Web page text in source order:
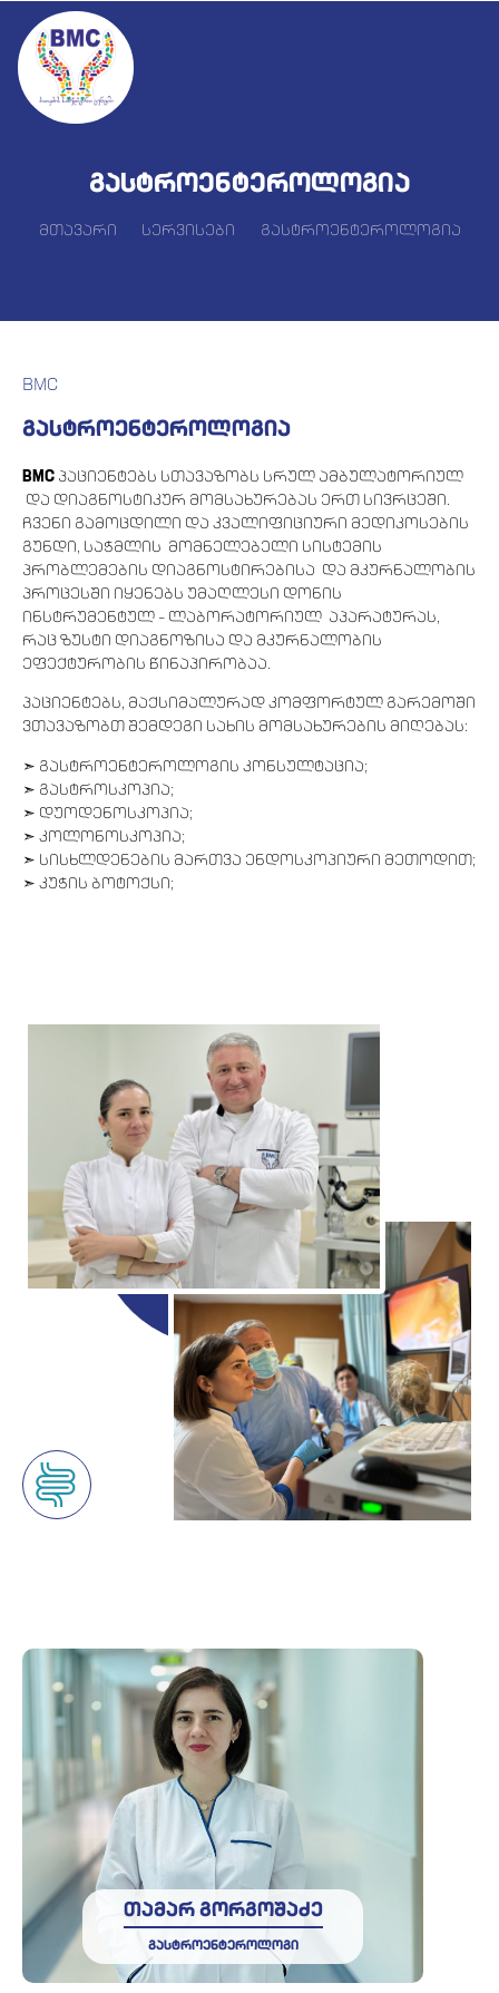
გასტროენტეროლოგია
მთავარი სერვისები გასტროენტეროლოგია
BMC
გასტროენტეროლოგია
BMC პაციენტებს სთავაზობს სრულ ამბულატორიულ
და დიაგნოსტიკურ მომსახურებას ერთ სივრცეში.
ჩვენი გამოცდილი და კვალიფიციური მედიკოსების
გუნდი, საჭმლის მომნელებელი სისტემის
პრობლემების დიაგნოსტირებისა და მკურნალობის
პროცესში იყენებს უმაღლესი დონის
ინსტრუმენტულ – ლაბორატორიულ აპარატურას,
რაც ზუსტი დიაგნოზისა და მკურნალობის
ეფექტურობის წინაპირობაა.
პაციენტებს, მაქსიმალურად კომფორტულ გარემოში
ვთავაზობთ შემდეგი სახის მომსახურების მიღებას:
➣ გასტროენტეროლოგის კონსულტაცია;
➣ გასტროსკოპია;
➣ დუოდენოსკოპია;
➣ კოლონოსკოპია;
➣ სისხლდენების მართვა ენდოსკოპიური მეთოდით;
➣ კუჭის ბოტოქსი;
თამარ გორგოშაძე
გასტროენტეროლოგი